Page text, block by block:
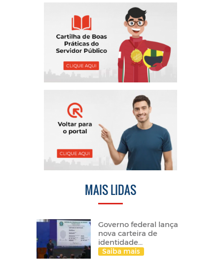
MAIS LIDAS
Governo federal lança
nova carteira de
identidade...
Saiba mais